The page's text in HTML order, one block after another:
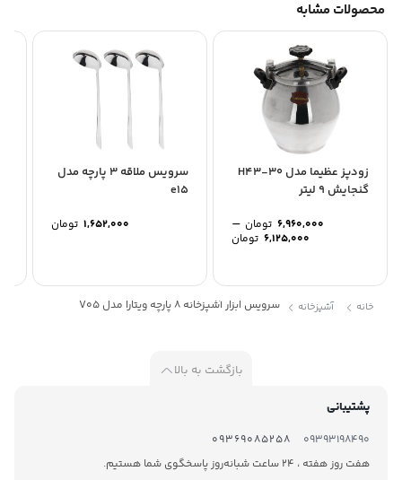
محصولات مشابه
زودپز عظیما مدل 30-H43
گنجایش 9 لیتر
6,960,000 تومان –
6,125,000 تومانPrice
through
6,960,000 تومان
سرویس ملاقه 3 پارچه مدل
e15
1,652,000 تومان
خانه آشپزخانه سرویس ابزار آشپزخانه 8 پارچه ویتارا مدل V05
بازگشت به بالا
پشتیبانی
09393198490
09369085258
هفت روز هفته ، 24 ساعت شبانه‌روز پاسخگوی شما هستیم.